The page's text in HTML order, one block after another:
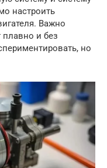
настроить
Важно
плавно и без
но